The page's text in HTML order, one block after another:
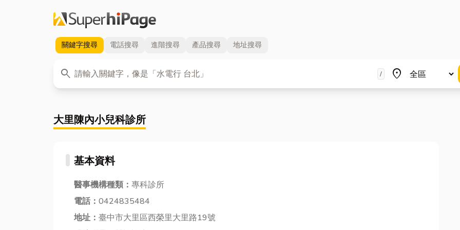
關鍵字搜尋 電話搜尋 進階搜尋 產品搜尋 地址搜尋
search
關鍵字 / place
地區
大里陳內小兒科診所
基本資料
醫事機構種類： 專科診所
電話： 0424835484
地址： 臺中市大里區西榮里大里路19號